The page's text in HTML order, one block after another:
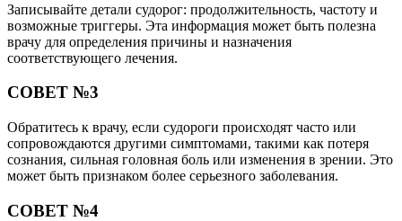
Записывайте детали судорог: продолжительность, частоту и
возможные триггеры. Эта информация может быть полезна
врачу для определения причины и назначения
соответствующего лечения.
СОВЕТ №3
Обратитесь к врачу, если судороги происходят часто или
сопровождаются другими симптомами, такими как потеря
сознания, сильная головная боль или изменения в зрении. Это
может быть признаком более серьезного заболевания.
СОВЕТ №4